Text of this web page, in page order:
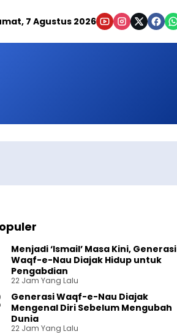
7 Agustus 2026
Menjadi ‘Ismail’ Masa Kini, Generasi
Waqf-e-Nau Diajak Hidup untuk
Pengabdian
22 Jam Yang Lalu
Generasi Waqf-e-Nau Diajak
Mengenal Diri Sebelum Mengubah
Dunia
22 Jam Yang Lalu